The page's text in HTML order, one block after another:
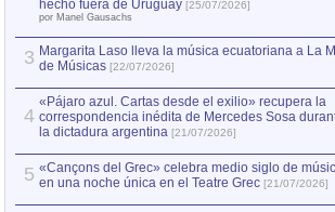
hecho fuera de Uruguay [25/07/2026]
por Manel Gausachs
3 Margarita Laso lleva la música ecuatoriana a La
de Músicas [22/07/2026]
4
«Pájaro azul. Cartas desde el exilio» recupera la
correspondencia inédita de Mercedes Sosa
la dictadura argentina [21/07/2026]
5 «Cançons del Grec» celebra medio siglo de
en una noche única en el Teatre Grec [21/07/2026]